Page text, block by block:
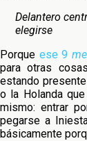
Delantero
elegirse
Porque ese 9
para otras
estando
o la Holanda
mismo: entrar
pegarse a
básicamente